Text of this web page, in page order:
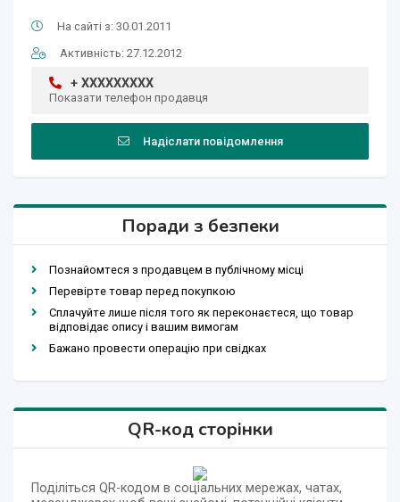
На сайті з: 30.01.2011
Активність: 27.12.2012
+ XXXXXXXXX
Показати телефон продавця
Надіслати повідомлення
Поради з безпеки
Познайомтеся з продавцем в публічному місці
Перевірте товар перед покупкою
Сплачуйте лише після того як переконаєтеся, що товар
відповідає опису і вашим вимогам
Бажано провести операцію при свідках
QR-код сторінки
Поділіться QR-кодом в соціальних мережах, чатах,